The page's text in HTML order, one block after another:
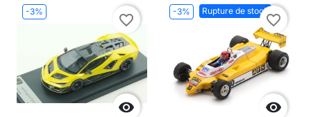
-3%

favorite_border
-3% Rupture de stock

favorite_border